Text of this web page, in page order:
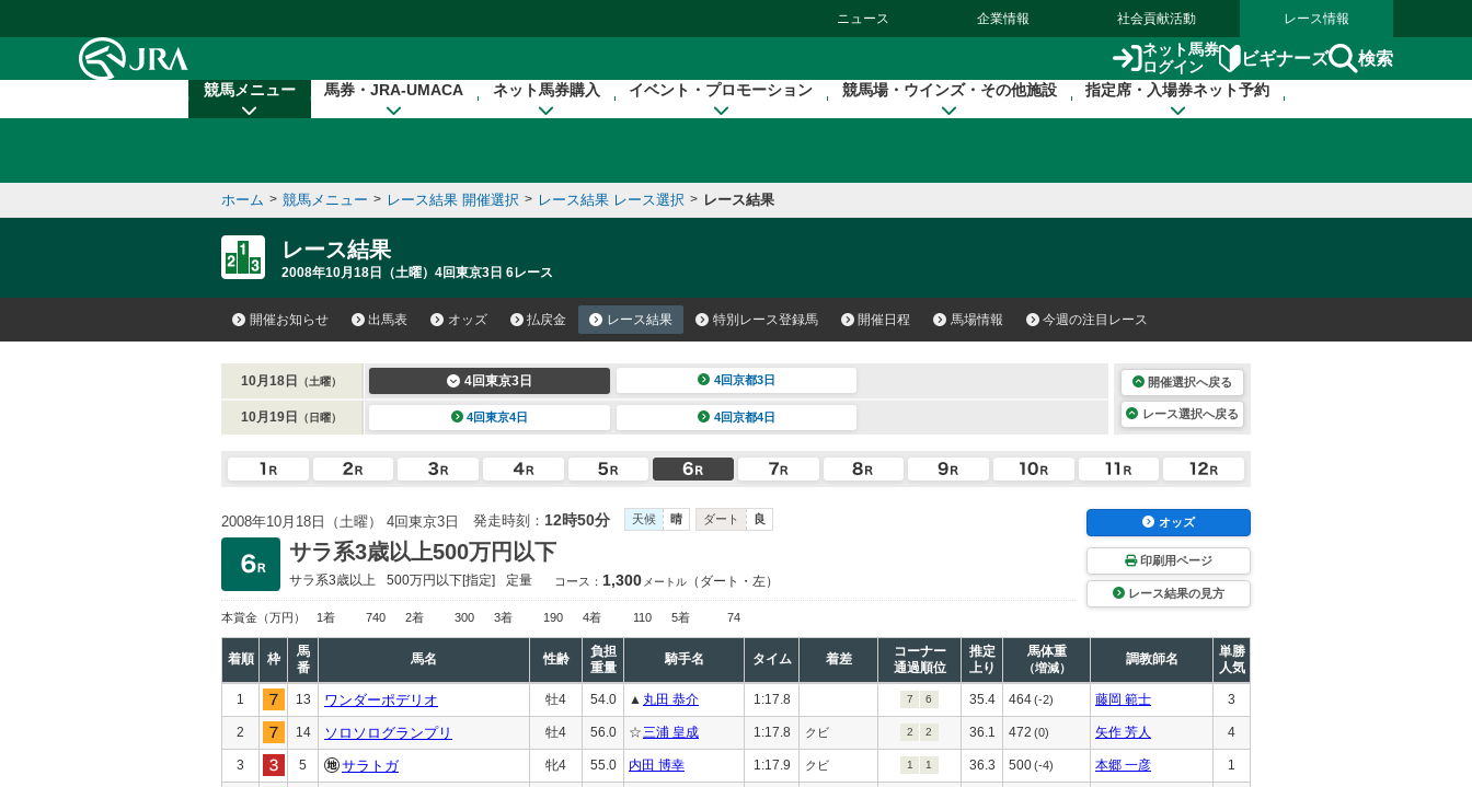
ニュース 企業情報 社会貢献活動 レース情報
ネット馬券
ログイン
ビギナーズ 検索
競馬メニュー 馬券・JRA-UMACA ネット馬券購入 イベント・プロモーション 競馬場・ウインズ・その他施設 指定席・入場券ネット予約
ホーム > 競馬メニュー > レース結果 開催選択 > レース結果 レース選択 > レース結果
レース結果
2008年10月18日（土曜）4回東京3日 6レース
開催お知らせ 出馬表 オッズ 払戻金 レース結果 特別レース登録馬 開催日程 馬場情報 今週の注目レース
10月18日 （土曜） 4回東京3日 4回京都3日
10月19日 （日曜） 4回東京4日 4回京都4日
開催選択へ戻る
レース選択へ戻る
2008年10月18日（土曜） 4回東京3日 発走時刻： 12時50分 天候 晴 ダート 良
サラ系3歳以上500万円以下
サラ系3歳以上 500万円以下[指定] 定量 コース： 1,300 メートル （ダート・左）
本賞金 （万円） 1着 740 2着 300 3着 190 4着 110 5着 74
オッズ
印刷用ページ
レース結果の見方
着順 枠
馬
番
馬名 性齢
負担
重量
騎手名 タイム 着差
コーナー
通過順位
推定
上り
馬体重
（増減）
調教師名
単勝
人気
1 13 ワンダーポデリオ 牡4 54.0 ▲ 丸田 恭介 1:17.8 7 6 35.4 464(-2) 藤岡 範士 3
2 14 ソロソログランプリ 牡4 56.0 ☆三浦 皇成 1:17.8 クビ 2 2 36.1 472 (0) 矢作 芳人 4
3 5 サラトガ 牝4 55.0 内田 博幸 1:17.9 クビ 1 1 36.3 500(-4) 本郷 一彦 1